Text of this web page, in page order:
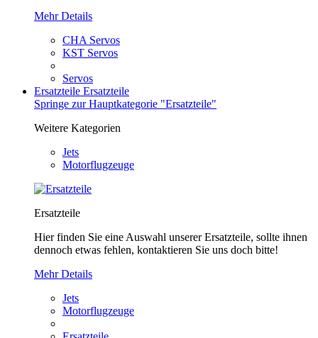
Mehr Details
CHA Servos
KST Servos
Servos
Ersatzteile Ersatzteile
Springe zur Hauptkategorie "Ersatzteile"
Weitere Kategorien
Jets
Motorflugzeuge
Ersatzteile
Hier finden Sie eine Auswahl unserer Ersatzteile, sollte ihnen
dennoch etwas fehlen, kontaktieren Sie uns doch bitte!
Mehr Details
Jets
Motorflugzeuge